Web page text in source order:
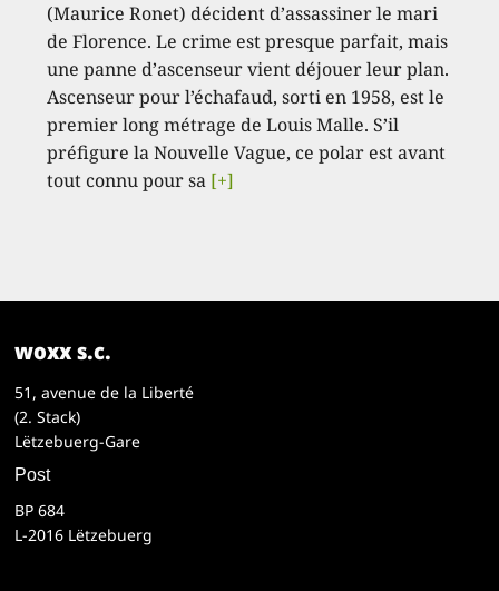
(Maurice Ronet) décident d’assassiner le mari
de Florence. Le crime est presque parfait, mais
une panne d’ascenseur vient déjouer leur plan.
Ascenseur pour l’échafaud, sorti en 1958, est le
premier long métrage de Louis Malle. S’il
préfigure la Nouvelle Vague, ce polar est avant
tout connu pour sa [+]
woxx s.c.
51, avenue de la Liberté
(2. Stack)
Lëtzebuerg-Gare
Post
BP 684
L-2016 Lëtzebuerg